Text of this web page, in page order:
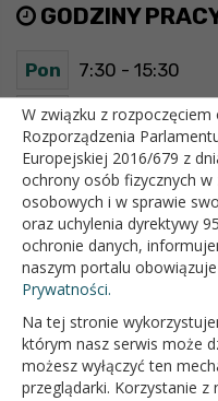
GODZINY
Pon 7:30 - 15:30
Wt 7:30 - 15:30
Śr 7:30 - 15:30
Czw 7:30 - 15:30
Pt 7:30 - 15:30
OFICJALNY SERWIS
W związku z
Rozporządzenia
Europejskiej 2016/679 z
ochrony osób fizycznych
osobowych i w sprawie
oraz uchylenia dyrektywy
ochronie danych,
naszym portalu
Prywatności.
Na tej stronie
którym nasz serwis może
możesz wyłączyć ten
przeglądarki. Korzystanie